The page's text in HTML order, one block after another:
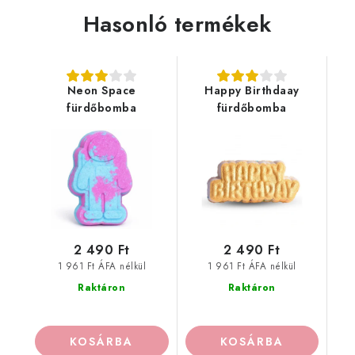
Hasonló termékek
Neon Space
fürdőbomba
Raktáron
1 961 Ft ÁFA nélkül
2 490 Ft
KOSÁRBA
Happy Birthdaay
fürdőbomba
Raktáron
1 961 Ft ÁFA nélkül
2 490 Ft
KOSÁRBA